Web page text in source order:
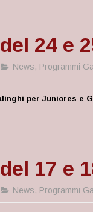
24 e
News, Programmi
per Juniores e
17 e
News, Programmi